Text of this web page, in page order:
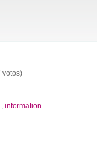
votos)
, information